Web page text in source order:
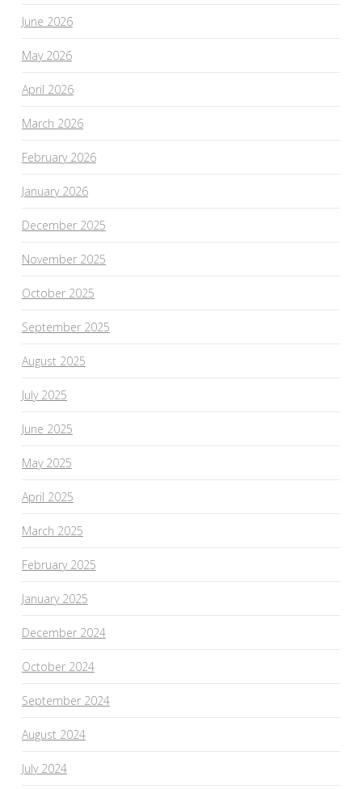
June 2026
May 2026
April 2026
March 2026
February 2026
January 2026
December 2025
November 2025
October 2025
September 2025
August 2025
July 2025
June 2025
May 2025
April 2025
March 2025
February 2025
January 2025
December 2024
October 2024
September 2024
August 2024
July 2024